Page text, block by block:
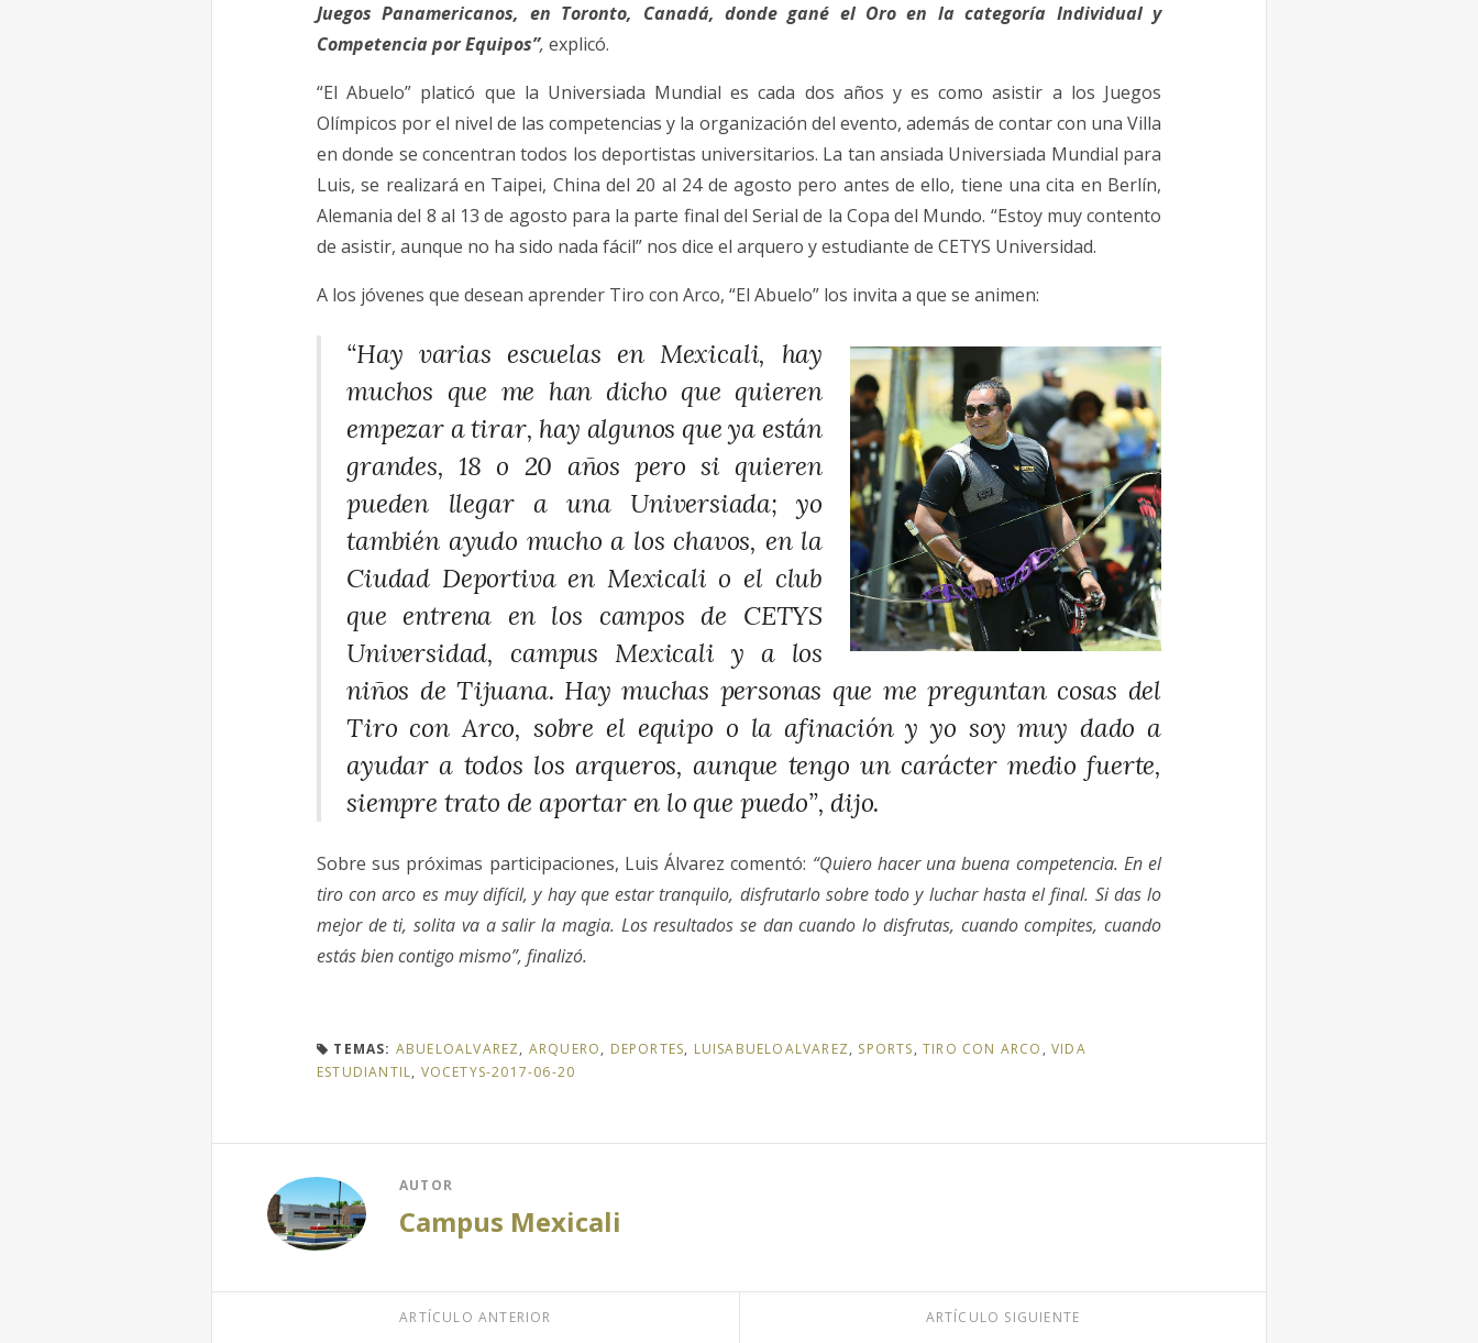
Juegos Panamericanos, en Toronto, Canadá, donde gané el Oro en la categoría Individual y
Competencia por Equipos”, explicó.
“El Abuelo” platicó que la Universiada Mundial es cada dos años y es como asistir a los Juegos
Olímpicos por el nivel de las competencias y la organización del evento, además de contar con una Villa
en donde se concentran todos los deportistas universitarios. La tan ansiada Universiada Mundial para
Luis, se realizará en Taipei, China del 20 al 24 de agosto pero antes de ello, tiene una cita en Berlín,
Alemania del 8 al 13 de agosto para la parte final del Serial de la Copa del Mundo. “Estoy muy contento
de asistir, aunque no ha sido nada fácil” nos dice el arquero y estudiante de CETYS Universidad.
A los jóvenes que desean aprender Tiro con Arco, “El Abuelo” los invita a que se animen:
“Hay varias escuelas en Mexicali, hay
muchos que me han dicho que quieren
empezar a tirar, hay algunos que ya están
grandes, 18 o 20 años pero si quieren
pueden llegar a una Universiada; yo
también ayudo mucho a los chavos, en la
Ciudad Deportiva en Mexicali o el club
que entrena en los campos de CETYS
Universidad, campus Mexicali y a los
niños de Tijuana. Hay muchas personas que me preguntan cosas del
Tiro con Arco, sobre el equipo o la afinación y yo soy muy dado a
ayudar a todos los arqueros, aunque tengo un carácter medio fuerte,
siempre trato de aportar en lo que puedo”, dijo.
Sobre sus próximas participaciones, Luis Álvarez comentó: “Quiero hacer una buena competencia. En el
tiro con arco es muy difícil, y hay que estar tranquilo, disfrutarlo sobre todo y luchar hasta el final. Si das lo
mejor de ti, solita va a salir la magia. Los resultados se dan cuando lo disfrutas, cuando compites, cuando
estás bien contigo mismo”, finalizó.
TEMAS: ABUELOALVAREZ, ARQUERO, DEPORTES, LUISABUELOALVAREZ, SPORTS,TIRO CON ARCO ,VIDA
ESTUDIANTIL, VOCETYS-2017-06-20
AUTOR
Campus Mexicali
ARTÍCULO ANTERIOR ARTÍCULO SIGUIENTE